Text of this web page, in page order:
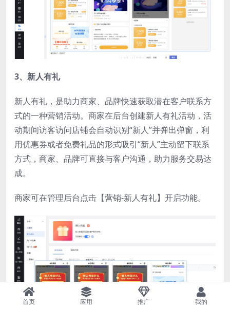
3、新人有礼
新人有礼，是助力商家、品牌快速获取潜在客户联系方
式的一种营销活动。商家在后台创建新人有礼活动，活
动期间访客访问店铺会自动识别“新人”并弹出弹窗，利
用优惠券或者免费礼品的形式吸引“新人”主动留下联系
方式，商家、品牌可直接与客户沟通，助力服务交易达
成。
商家可在管理后台点击【营销-新人有礼】开启功能。
首页 应用 推广 我的